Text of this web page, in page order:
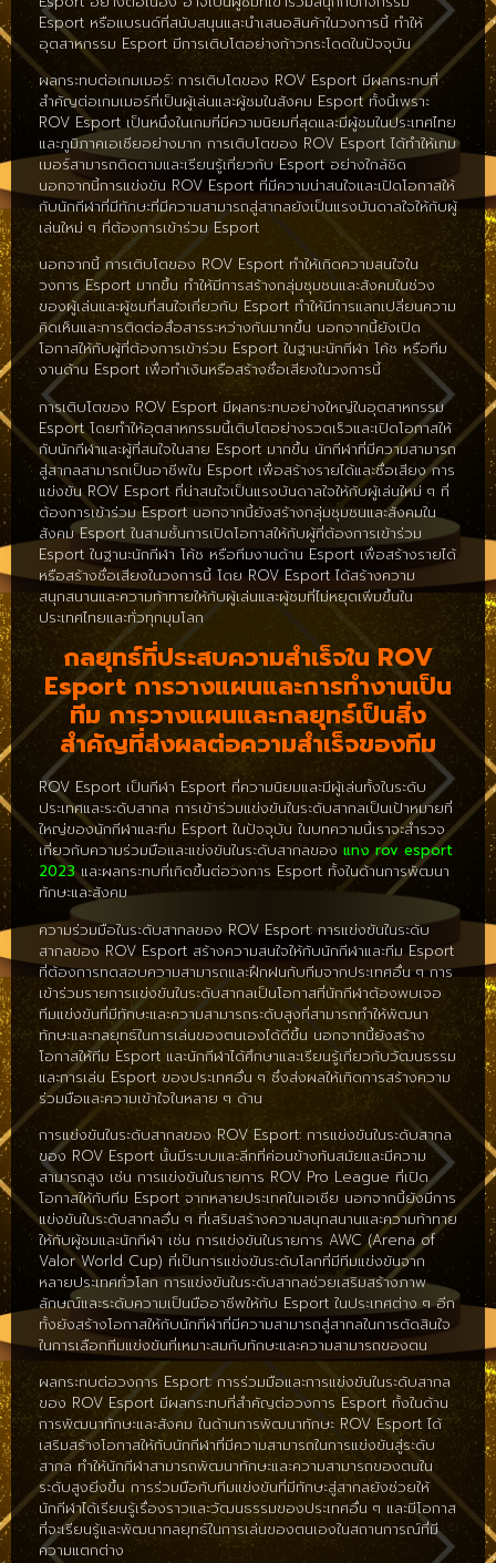
Esport หรือแบรนด์ที่สนับสนุนและนำเสนอสินค้าในวงการนี้ ทำให้
อุตสาหกรรม Esport มีการเติบโตอย่างก้าวกระโดดในปัจจุบัน
ผลกระทบต่อเกมเมอร์: การเติบโตของ ROV Esport มีผลกระทบที่
สำคัญต่อเกมเมอร์ที่เป็นผู้เล่นและผู้ชมในสังคม Esport ทั้งนี้เพราะ
ROV Esport เป็นหนึ่งในเกมที่มีความนิยมที่สุดและมีผู้ชมในประเทศไทย
และภูมิภาคเอเชียอย่างมาก การเติบโตของ ROV Esport ได้ทำให้เกม
เมอร์สามารถติดตามและเรียนรู้เกี่ยวกับ Esport อย่างใกล้ชิด
นอกจากนี้การแข่งขัน ROV Esport ที่มีความน่าสนใจและเปิดโอกาสให้
กับนักกีฬาที่มีทักษะที่มีความสามารถสู่สากลยังเป็นแรงบันดาลใจให้กับผู้
เล่นใหม่ ๆ ที่ต้องการเข้าร่วม Esport
นอกจากนี้ การเติบโตของ ROV Esport ทำให้เกิดความสนใจใน
วงการ Esport มากขึ้น ทำให้มีการสร้างกลุ่มชุมชนและสังคมในช่วง
ของผู้เล่นและผู้ชมที่สนใจเกี่ยวกับ Esport ทำให้มีการแลกเปลี่ยนความ
คิดเห็นและการติดต่อสื่อสารระหว่างกันมากขึ้น นอกจากนี้ยังเปิด
โอกาสให้กับผู้ที่ต้องการเข้าร่วม Esport ในฐานะนักกีฬา โค้ช หรือทีม
งานด้าน Esport เพื่อทำเงินหรือสร้างชื่อเสียงในวงการนี้
การเติบโตของ ROV Esport มีผลกระทบอย่างใหญ่ในอุตสาหกรรม
Esport โดยทำให้อุตสาหกรรมนี้เติบโตอย่างรวดเร็วและเปิดโอกาสให้
กับนักกีฬาและผู้ที่สนใจในสาย Esport มากขึ้น นักกีฬาที่มีความสามารถ
สู่สากลสามารถเป็นอาชีพใน Esport เพื่อสร้างรายได้และชื่อเสียง การ
แข่งขัน ROV Esport ที่น่าสนใจเป็นแรงบันดาลใจให้กับผู้เล่นใหม่ ๆ ที่
ต้องการเข้าร่วม Esport นอกจากนี้ยังสร้างกลุ่มชุมชนและสังคมใน
สังคม Esport ในสามชั้นการเปิดโอกาสให้กับผู้ที่ต้องการเข้าร่วม
Esport ในฐานะนักกีฬา โค้ช หรือทีมงานด้าน Esport เพื่อสร้างรายได้
หรือสร้างชื่อเสียงในวงการนี้ โดย ROV Esport ได้สร้างความ
สนุกสนานและความท้าทายให้กับผู้เล่นและผู้ชมที่ไม่หยุดเพิ่มขึ้นใน
ประเทศไทยและทั่วทุกมุมโลก
กลยุทธ์ที่ประสบความสำเร็จใน ROV
Esport การวางแผนและการทำงานเป็น
ทีม การวางแผนและกลยุทธ์เป็นสิ่ง
สำคัญที่ส่งผลต่อความสำเร็จของทีม
ROV Esport เป็นกีฬา Esport ที่ความนิยมและมีผู้เล่นทั้งในระดับ
ประเทศและระดับสากล การเข้าร่วมแข่งขันในระดับสากลเป็นเป้าหมายที่
ใหญ่ของนักกีฬาและทีม Esport ในปัจจุบัน ในบทความนี้เราจะสำรวจ
เกี่ยวกับความร่วมมือและแข่งขันในระดับสากลของ แทง rov esport
2023และผลกระทบที่เกิดขึ้นต่อวงการ Esport ทั้งในด้านการพัฒนา
ทักษะและสังคม
ความร่วมมือในระดับสากลของ ROV Esport: การแข่งขันในระดับ
สากลของ ROV Esport สร้างความสนใจให้กับนักกีฬาและทีม Esport
ที่ต้องการทดสอบความสามารถและฝึกฝนกับทีมจากประเทศอื่น ๆ การ
เข้าร่วมรายการแข่งขันในระดับสากลเป็นโอกาสที่นักกีฬาต้องพบเจอ
ทีมแข่งขันที่มีทักษะและความสามารถระดับสูงที่สามารถทำให้พัฒนา
ทักษะและกลยุทธ์ในการเล่นของตนเองได้ดีขึ้น นอกจากนี้ยังสร้าง
โอกาสให้ทีม Esport และนักกีฬาได้ศึกษาและเรียนรู้เกี่ยวกับวัฒนธรรม
และการเล่น Esport ของประเทศอื่น ๆ ซึ่งส่งผลให้เกิดการสร้างความ
ร่วมมือและความเข้าใจในหลาย ๆ ด้าน
การแข่งขันในระดับสากลของ ROV Esport: การแข่งขันในระดับสากล
ของ ROV Esport นั้นมีระบบและลีกที่ค่อนข้างทันสมัยและมีความ
สามารถสูง เช่น การแข่งขันในรายการ ROV Pro League ที่เปิด
โอกาสให้กับทีม Esport จากหลายประเทศในเอเชีย นอกจากนี้ยังมีการ
แข่งขันในระดับสากลอื่น ๆ ที่เสริมสร้างความสนุกสนานและความท้าทาย
ให้กับผู้ชมและนักกีฬา เช่น การแข่งขันในรายการ AWC (Arena of
Valor World Cup) ที่เป็นการแข่งขันระดับโลกที่มีทีมแข่งขันจาก
หลายประเทศทั่วโลก การแข่งขันในระดับสากลช่วยเสริมสร้างภาพ
ลักษณ์และระดับความเป็นมืออาชีพให้กับ Esport ในประเทศต่าง ๆ อีก
ทั้งยังสร้างโอกาสให้กับนักกีฬาที่มีความสามารถสู่สากลในการตัดสินใจ
ในการเลือกทีมแข่งขันที่เหมาะสมกับทักษะและความสามารถของตน
ผลกระทบต่อวงการ Esport: การร่วมมือและการแข่งขันในระดับสากล
ของ ROV Esport มีผลกระทบที่สำคัญต่อวงการ Esport ทั้งในด้าน
การพัฒนาทักษะและสังคม ในด้านการพัฒนาทักษะ ROV Esport ได้
เสริมสร้างโอกาสให้กับนักกีฬาที่มีความสามารถในการแข่งขันสู่ระดับ
สากล ทำให้นักกีฬาสามารถพัฒนาทักษะและความสามารถของตนใน
ระดับสูงยิ่งขึ้น การร่วมมือกับทีมแข่งขันที่มีทักษะสู่สากลยังช่วยให้
นักกีฬาได้เรียนรู้เรื่องราวและวัฒนธรรมของประเทศอื่น ๆ และมีโอกาส
ที่จะเรียนรู้และพัฒนากลยุทธ์ในการเล่นของตนเองในสถานการณ์ที่มี
ความแตกต่าง